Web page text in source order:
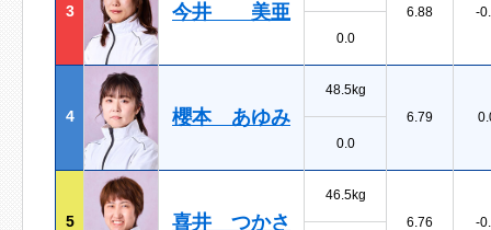
3 今井 美亜
6.88
-
0.0
4 櫻本 あゆみ
48.5kg
6.79
0.0
5 喜井 つかさ
46.5kg
6.76
-